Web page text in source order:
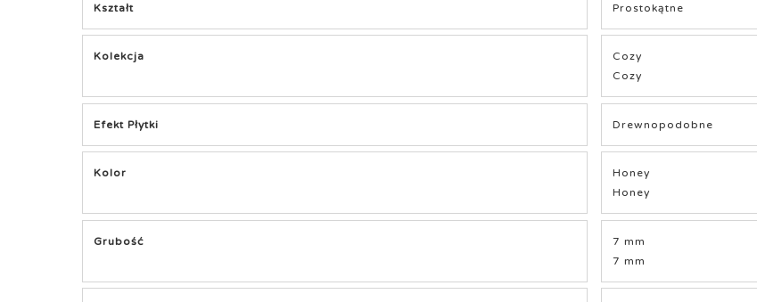
Kształt Prostokątne
Kolekcja
Cozy
Cozy
Efekt Płytki Drewnopodobne
Kolor
Honey
Honey
Grubość
7 mm
7 mm